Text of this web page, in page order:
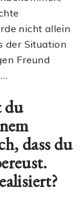
nicht allein
der Situation
Freund
du
dass du